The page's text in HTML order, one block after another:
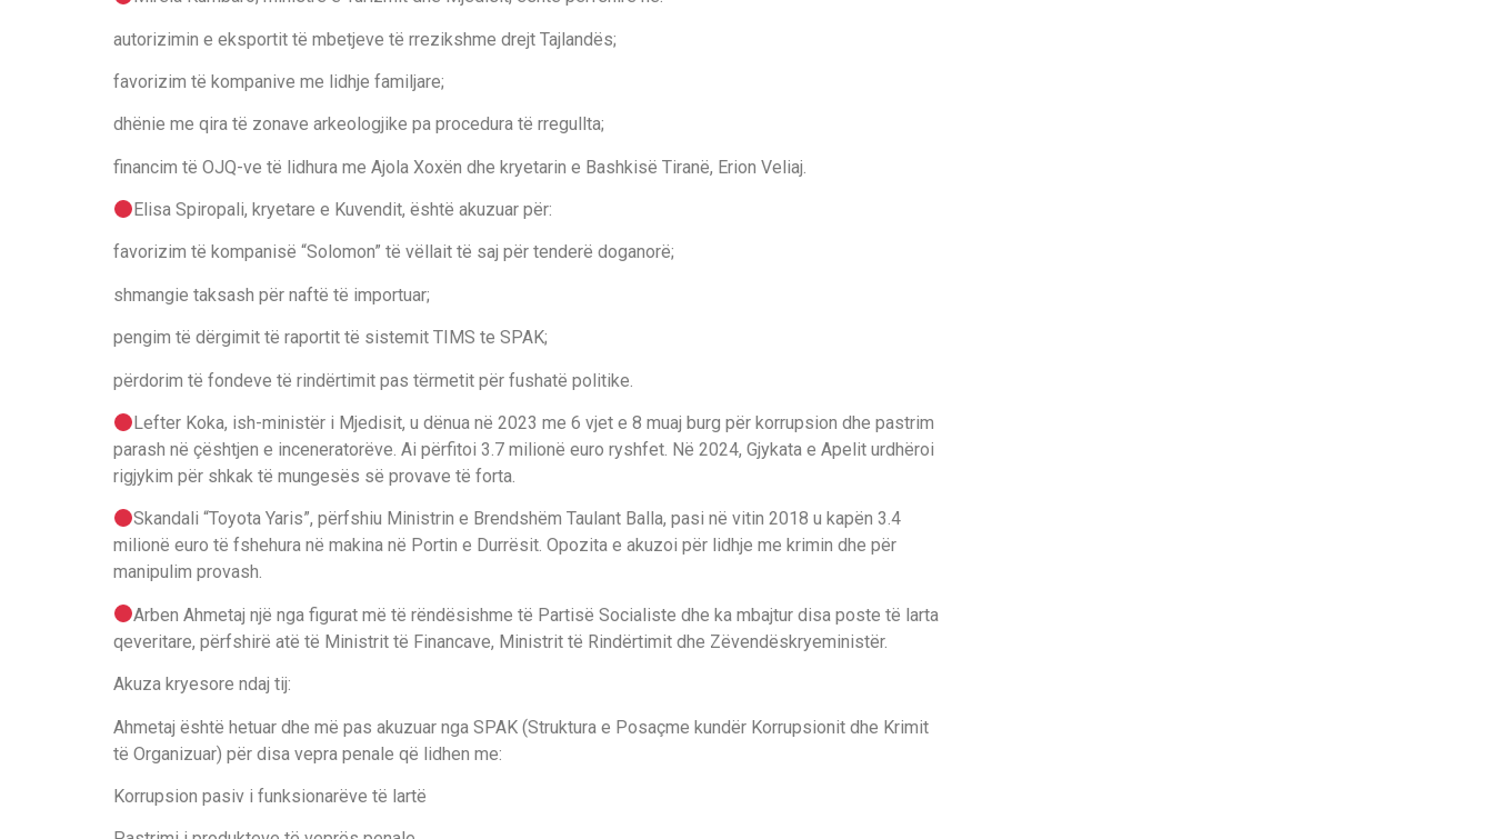
autorizimin e eksportit të mbetjeve të rrezikshme drejt Tajlandës;
favorizim të kompanive me lidhje familjare;
dhënie me qira të zonave arkeologjike pa procedura të rregullta;
financim të OJQ-ve të lidhura me Ajola Xoxën dhe kryetarin e Bashkisë Tiranë, Erion Veliaj.
Elisa Spiropali, kryetare e Kuvendit, është akuzuar për:
favorizim të kompanisë “Solomon” të vëllait të saj për tenderë doganorë;
shmangie taksash për naftë të importuar;
pengim të dërgimit të raportit të sistemit TIMS te SPAK;
përdorim të fondeve të rindërtimit pas tërmetit për fushatë politike.
Lefter Koka, ish-ministër i Mjedisit, u dënua në 2023 me 6 vjet e 8 muaj burg për korrupsion dhe pastrim
parash në çështjen e inceneratorëve. Ai përfitoi 3.7 milionë euro ryshfet. Në 2024, Gjykata e Apelit urdhëroi
rigjykim për shkak të mungesës së provave të forta.
Skandali “Toyota Yaris”, përfshiu Ministrin e Brendshëm Taulant Balla, pasi në vitin 2018 u kapën 3.4
milionë euro të fshehura në makina në Portin e Durrësit. Opozita e akuzoi për lidhje me krimin dhe për
manipulim provash.
Arben Ahmetaj një nga figurat më të rëndësishme të Partisë Socialiste dhe ka mbajtur disa poste të larta
qeveritare, përfshirë atë të Ministrit të Financave, Ministrit të Rindërtimit dhe Zëvendëskryeministër.
Akuza kryesore ndaj tij:
Ahmetaj është hetuar dhe më pas akuzuar nga SPAK (Struktura e Posaçme kundër Korrupsionit dhe Krimit
të Organizuar) për disa vepra penale që lidhen me:
Korrupsion pasiv i funksionarëve të lartë